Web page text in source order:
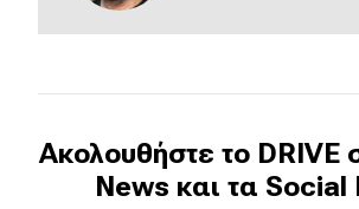
Ακολουθήστε το DRIVE
News και τα Social